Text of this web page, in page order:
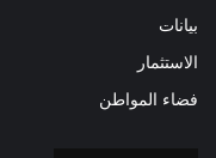
بيانات
الاستثمار
فضاء المواطن